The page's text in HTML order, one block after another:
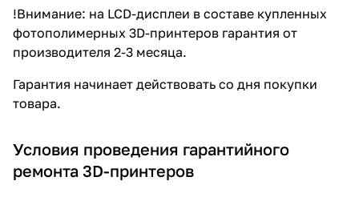
!Внимание: на LCD-дисплеи в составе купленных
фотополимерных 3D-принтеров гарантия от
производителя 2-3 месяца.
Гарантия начинает действовать со дня покупки
товара.
Условия проведения гарантийного
ремонта 3D-принтеров